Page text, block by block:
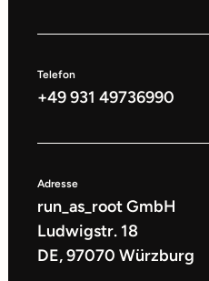
Telefon
+49 931 49736990
Adresse
run_as_root GmbH
Ludwigstr. 18
DE, 97070 Würzburg